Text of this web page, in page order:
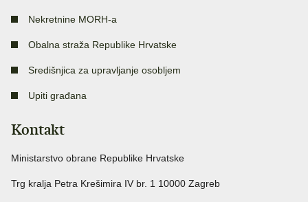
Nekretnine MORH-a
Obalna straža Republike Hrvatske
Središnjica za upravljanje osobljem
Upiti građana
Kontakt
Ministarstvo obrane Republike Hrvatske
Trg kralja Petra Krešimira IV br. 1 10000 Zagreb